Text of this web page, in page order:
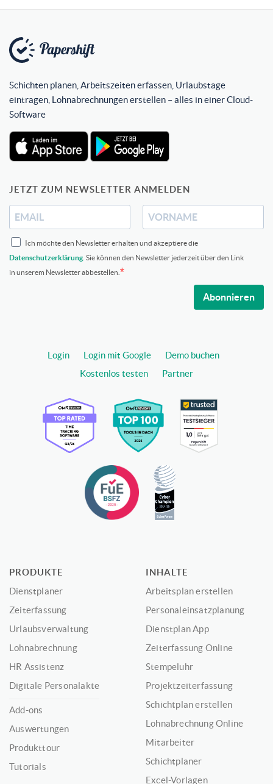
Schichten planen, Arbeitszeiten erfassen, Urlaubstage
eintragen, Lohnabrechnungen erstellen – alles in einer Cloud-
Software
JETZT ZUM NEWSLETTER ANMELDEN
Ich möchte den Newsletter erhalten und akzeptiere die
Datenschutzerklärung . Sie können den Newsletter jederzeit über den Link
in unserem Newsletter abbestellen.
Abonnieren
Login Login mit Google
Demo buchen
Kostenlos testen
Partner
PRODUKTE
Dienstplaner
Zeiterfassung
Urlaubsverwaltung
Lohnabrechnung
HR Assistenz
Digitale Personalakte
Add-ons
Auswertungen
Produkttour
Tutorials
INHALTE
Arbeitsplan erstellen
Personaleinsatzplanung
Dienstplan App
Zeiterfassung Online
Stempeluhr
Projektzeiterfassung
Schichtplan erstellen
Lohnabrechnung Online
Mitarbeiter
Schichtplaner
Excel-Vorlagen